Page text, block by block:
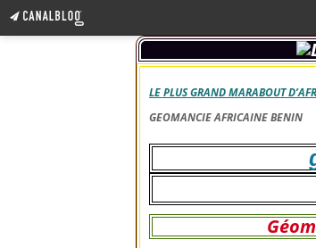
LE PLUS GRAND MARABOUT
GEOMANCIE AFRICAINE BENIN